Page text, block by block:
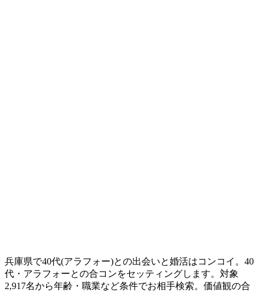
兵庫県で40代(アラフォー)との出会いと婚活はコンコイ。40
代・アラフォーとの合コンをセッティングします。対象
2,917名から年齢・職業など条件でお相手検索。価値観の合